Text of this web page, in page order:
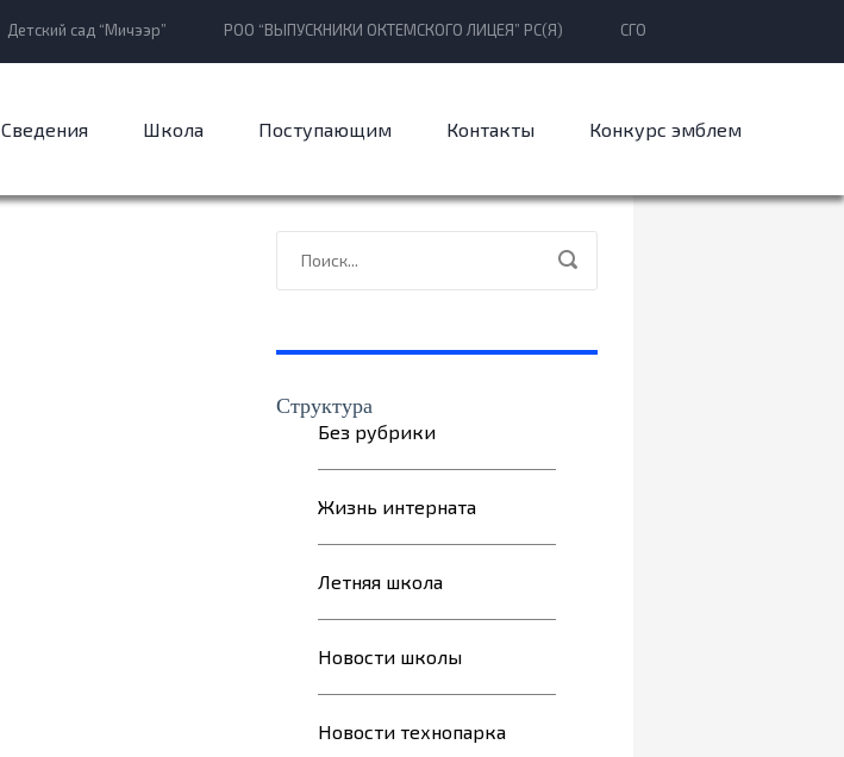
Детский сад “Мичээр” РОО “ВЫПУСКНИКИ ОКТЕМСКОГО ЛИЦЕЯ” РС(Я) СГО
Сведения Школа Поступающим Контакты Конкурс эмблем
Структура
Без рубрики
Жизнь интерната
Летняя школа
Новости школы
Новости технопарка